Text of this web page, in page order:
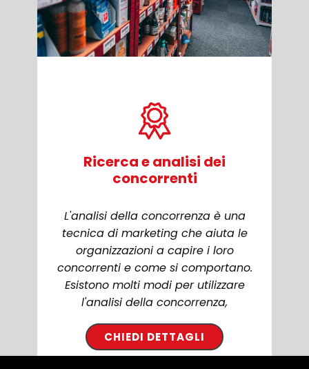
Ricerca e analisi dei
concorrenti
L'analisi della concorrenza è una
tecnica di marketing che aiuta le
organizzazioni a capire i loro
concorrenti e come si comportano.
Esistono molti modi per utilizzare
l'analisi della concorrenza,
CHIEDI DETTAGLI